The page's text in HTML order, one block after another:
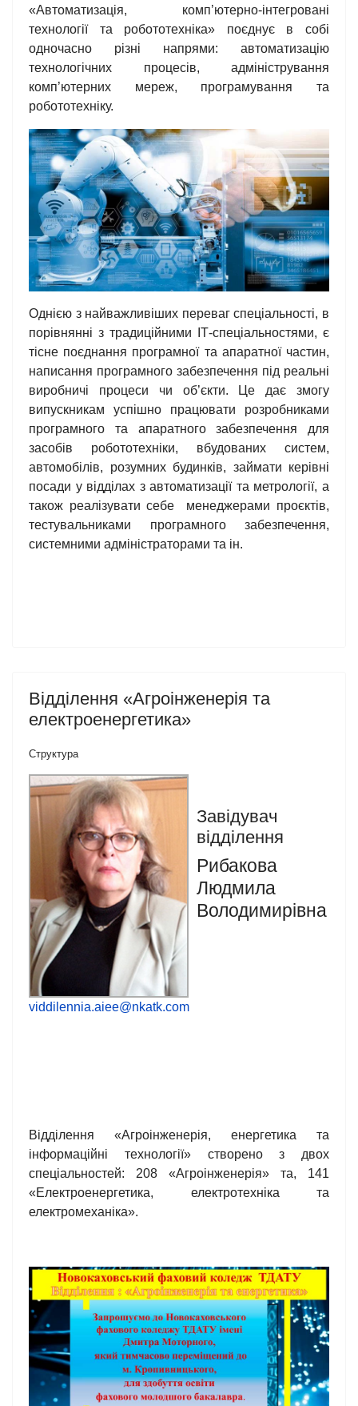
«Автоматизація, комп’ютерно-інтегровані
технології та робототехніка» поєднує в собі
одночасно різні напрями: автоматизацію
технологічних процесів, адміністрування
комп’ютерних мереж, програмування та
робототехніку.
Однією з найважливіших переваг спеціальності, в
порівнянні з традиційними ІТ-спеціальностями, є
тісне поєднання програмної та апаратної частин,
написання програмного забезпечення під реальні
виробничі процеси чи об’єкти. Це дає змогу
випускникам успішно працювати розробниками
програмного та апаратного забезпечення для
засобів робототехніки, вбудованих систем,
автомобілів, розумних будинків, займати керівні
посади у відділах з автоматизації та метрології, а
також реалізувати себе менеджерами проєктів,
тестувальниками програмного забезпечення,
системними адміністраторами та ін.
Відділення «Агроінженерія та
електроенергетика»
Структура
Завідувач
відділення
Рибакова
Людмила
Володимирівна
viddilennia.aiee@nkatk.com
Відділення «Агроінженерія, енергетика та
інформаційні технології» створено з двох
спеціальностей: 208 «Агроінженерія» та, 141
«Електроенергетика, електротехніка та
електромеханіка».